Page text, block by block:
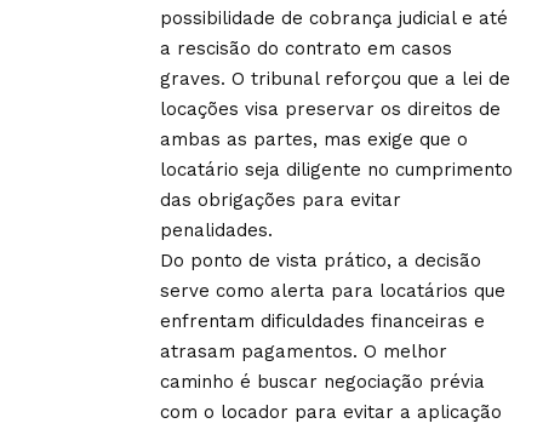
possibilidade de cobrança judicial e até
a rescisão do contrato em casos
graves. O tribunal reforçou que a lei de
locações visa preservar os direitos de
ambas as partes, mas exige que o
locatário seja diligente no cumprimento
das obrigações para evitar
penalidades.
Do ponto de vista prático, a decisão
serve como alerta para locatários que
enfrentam dificuldades financeiras e
atrasam pagamentos. O melhor
caminho é buscar negociação prévia
com o locador para evitar a aplicação